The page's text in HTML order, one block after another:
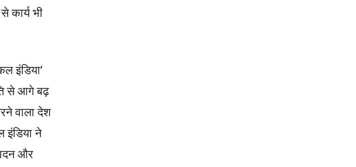
कार्य भी
इंडिया’
से आगे बढ़
वाला देश
इंडिया ने
और